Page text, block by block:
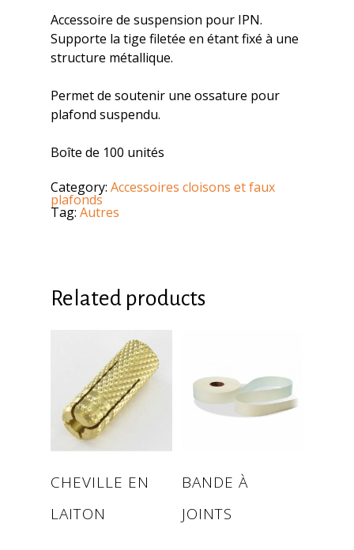
Accessoire de suspension pour IPN.
Supporte la tige filetée en étant fixé à une
structure métallique.
Permet de soutenir une ossature pour
plafond suspendu.
Boîte de 100 unités
Category: Accessoires cloisons et faux
plafonds
Tag: Autres
Related products
CHEVILLE EN
LAITON
BANDE À
JOINTS